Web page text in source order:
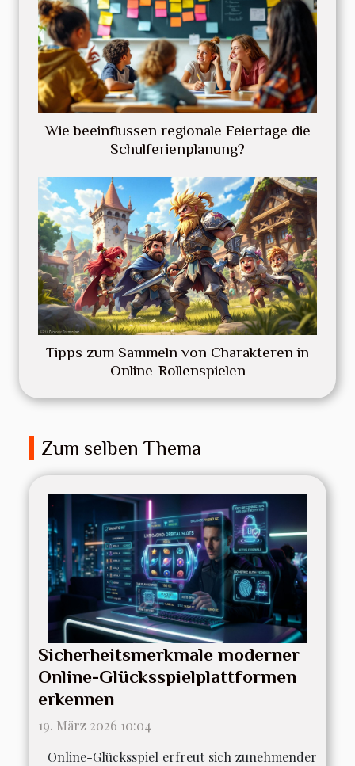
Wie beeinflussen regionale Feiertage die
Schulferienplanung?
Tipps zum Sammeln von Charakteren in
Online-Rollenspielen
Zum selben Thema
Sicherheitsmerkmale moderner
Online-Glücksspielplattformen
erkennen
19. März 2026 10:04
Online-Glücksspiel erfreut sich zunehmender